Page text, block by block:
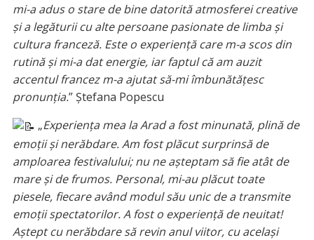
mi-a adus o stare de bine datorită atmosferei creative
și a legăturii cu alte persoane pasionate de limba și
cultura franceză. Este o experiență care m-a scos din
rutină și mi-a dat energie, iar faptul că am auzit
accentul francez m-a ajutat să-mi îmbunătățesc
pronunția.” Ștefana Popescu
„Experiența mea la Arad a fost minunată, plină de
emoții și nerăbdare. Am fost plăcut surprinsă de
amploarea festivalului; nu ne așteptam să fie atât de
mare și de frumos. Personal, mi-au plăcut toate
piesele, fiecare având modul său unic de a transmite
emoții spectatorilor. A fost o experiență de neuitat!
Aștept cu nerăbdare să revin anul viitor, cu același